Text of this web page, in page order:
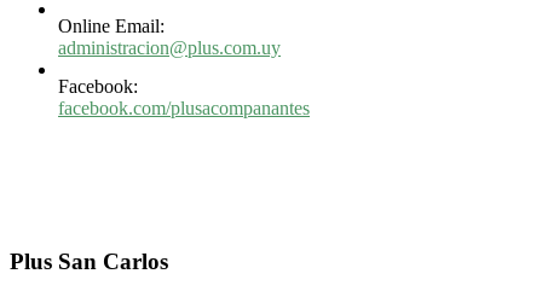
Online Email:
administracion@plus.com.uy
Facebook:
facebook.com/plusacompanantes
Plus San Carlos